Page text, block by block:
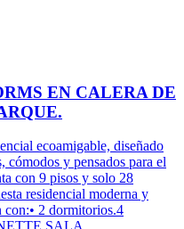
EN CALERA DE
ecoamigable, diseñado
cómodos y pensados para el
con 9 pisos y solo 28
residencial moderna y
con:• 2 dormitorios.4